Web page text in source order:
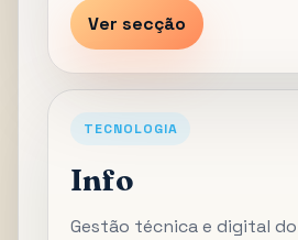
Ver secção
TECNOLOGIA
Info
Gestão técnica e digital